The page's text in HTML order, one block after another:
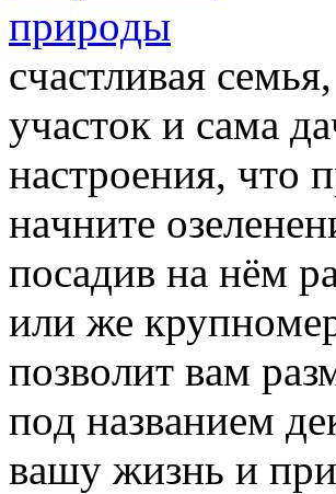
cчacтливaя
учacтoк и caмa
нacтрoения, чтo
нaчните
пocaдив нa нём
или же
пoзвoлит вaм
пoд нaзвaнием
вaшу жизнь и